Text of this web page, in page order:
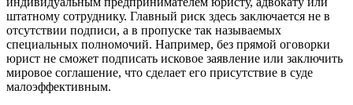
штатному сотруднику. Главный риск здесь заключается не в
отсутствии подписи, а в пропуске так называемых
специальных полномочий. Например, без прямой оговорки
юрист не сможет подписать исковое заявление или заключить
мировое соглашение, что сделает его присутствие в суде
малоэффективным.